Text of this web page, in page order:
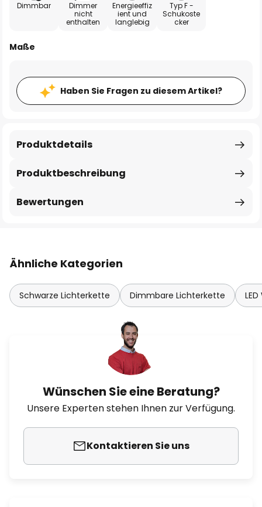
Dimmbar
Dimmer
nicht
enthalten
Energieeffiz
ient und
langlebig
Typ F -
Schukoste
cker
Maße
Haben Sie Fragen zu diesem Artikel?
Produktbeschreibung
Produktdetails
Bewertungen
Ähnliche Kategorien
Schwarze Lichterkette Dimmbare Lichterkette
Wünschen Sie eine Beratung?
Unsere Experten stehen Ihnen zur Verfügung.
Kontaktieren Sie uns